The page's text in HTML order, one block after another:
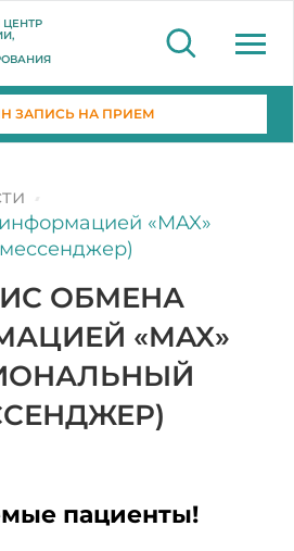
ЗАПИСЬ НА ПРИЕМ
«MAX»
ОБМЕНА
«MAX»
пациенты!